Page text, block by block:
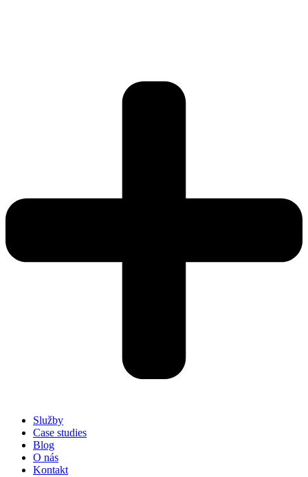
Služby
Case studies
Blog
O nás
Kontakt